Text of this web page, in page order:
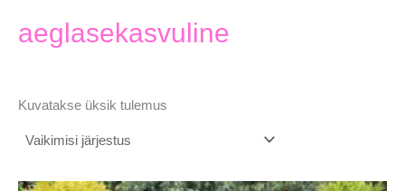
aeglasekasvuline
Kuvatakse üksik tulemus